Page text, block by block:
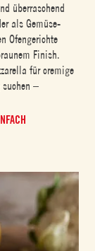
überraschend
als Gemüse-
Ofengerichte
Finish.
für cremige
–